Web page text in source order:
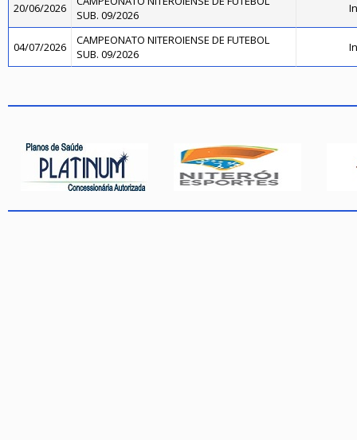
20/06/2026
SUB. 09/2026
04/07/2026
CAMPEONATO NITEROIENSE DE FUTEBOL
SUB. 09/2026